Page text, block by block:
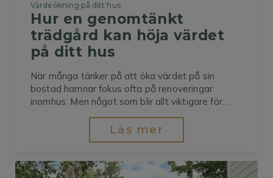
Värdeökning på ditt hus
Hur en genomtänkt
trädgård kan höja värdet
på ditt hus
När många tänker på att öka värdet på sin
bostad hamnar fokus ofta på renoveringar
inomhus. Men något som blir allt viktigare för
både husägare och spekulanter är det första
man möts av, trädgården och utemiljön.En
välplanerad trädgård gör inte bara huset
Läs mer